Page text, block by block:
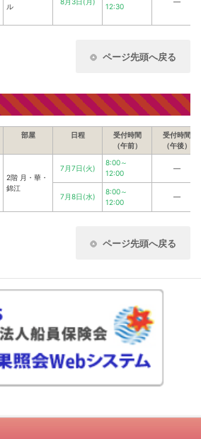
ル
12:30
ページ先頭へ戻る
部屋 日程
受付時間
（午前）
受付時間
（午後）
2階 月・華・
錦江
7月7日(火)
8:00～
12:00
―
7月8日(水)
8:00～
12:00
―
ページ先頭へ戻る